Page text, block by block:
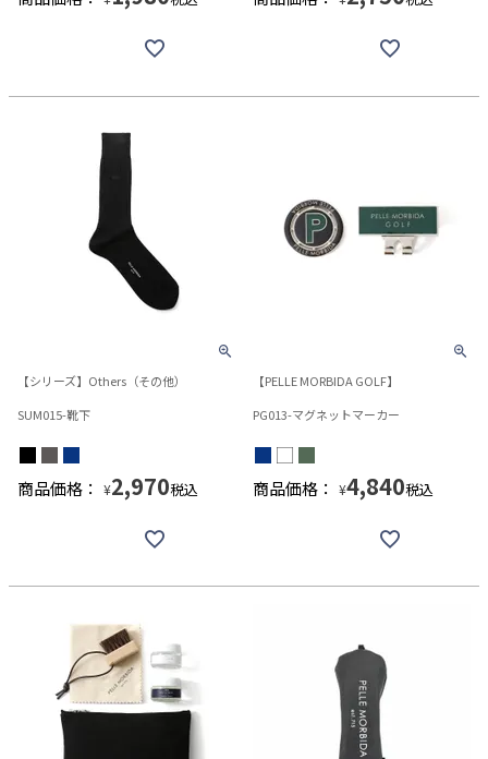
【シリーズ】Others（その他）
SUM015-靴下
商品価格： ¥2,970税込
【PELLE MORBIDA GOLF】
PG013-マグネットマーカー
商品価格： ¥4,840税込